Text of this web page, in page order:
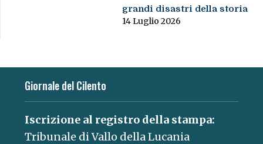
grandi disastri della storia
14 Luglio 2026
Giornale del Cilento
Iscrizione al registro della stampa:
Tribunale di Vallo della Lucania